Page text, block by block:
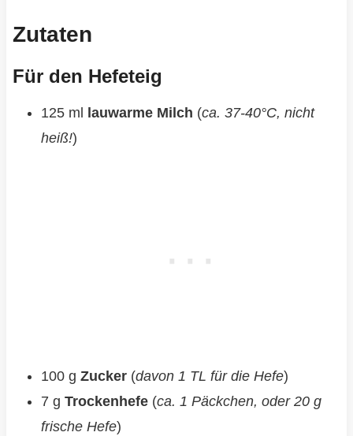
Zutaten
Für den Hefeteig
125 ml lauwarme Milch (ca. 37-40°C, nicht
heiß!)
100 g Zucker(davon 1 TL für die Hefe)
7 g Trockenhefe(ca. 1 Päckchen, oder 20 g
frische Hefe)